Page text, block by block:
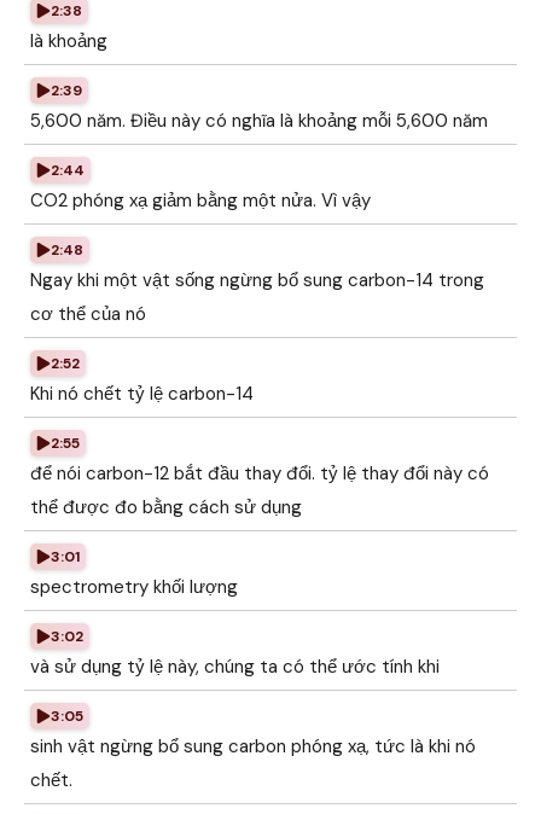
2:38
là khoảng
2:39
5,600 năm. Điều này có nghĩa là khoảng mỗi 5,600 năm
2:44
CO2 phóng xạ giảm bằng một nửa. Vì vậy
2:48
Ngay khi một vật sống ngừng bổ sung carbon-14 trong
cơ thể của nó
2:52
Khi nó chết tỷ lệ carbon-14
2:55
để nói carbon-12 bắt đầu thay đổi. tỷ lệ thay đổi này có
thể được đo bằng cách sử dụng
3:01
spectrometry khối lượng
3:02
và sử dụng tỷ lệ này, chúng ta có thể ước tính khi
3:05
sinh vật ngừng bổ sung carbon phóng xạ, tức là khi nó
chết.